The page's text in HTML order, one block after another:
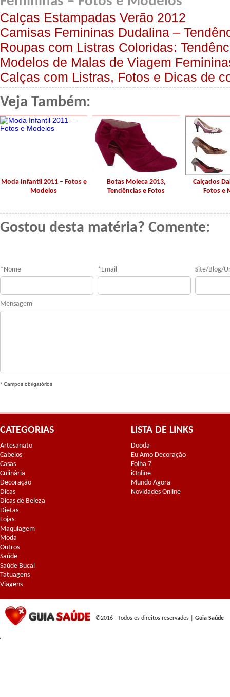
Calças Estampadas Verão 2012
Camisas Femininas Dudalina –
Roupas com Listras Coloridas:
Modelos de Malas de Viagem
Calças com Listras, Fotos e Dicas de
Veja Também:
Moda Infantil 2011 – Fotos e
Modelos
Botas Moleca 2013,
Tendências e Fotos
Calçados
Fotos e
Gostou desta matéria? Comente:
* Nome * Email Site/Blog/
Mensagem
* Campos obrigatórios
CATEGORIAS
Artesanato
Cabelos
Casas
Culinária
Decoração
Dicas
Dicas de Beleza
Dietas
Lojas
Maquiagem
Moda
Outros
Saúde
Saúde Bucal
Tatuagens
Viagens
LISTA DE LINKS
Dooda
Eu Amo Decoração
Folha 7
iOnline
Mundo Agora
Novidades Online
©2016 - Todos os direitos reservados | Guia Saúde